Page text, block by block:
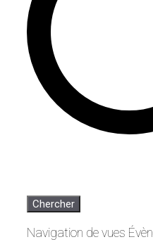
Chercher
Navigation de vues